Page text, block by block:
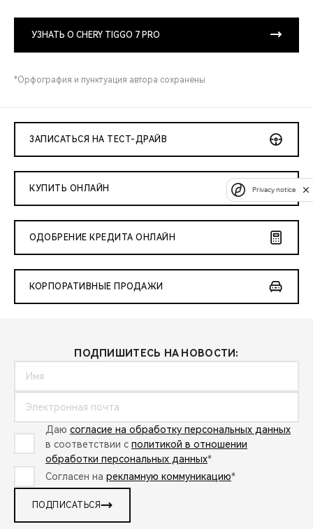
УЗНАТЬ О CHERY TIGGO 7 PRO
*Орфография и пунктуация автора сохранены
ЗАПИСАТЬСЯ НА ТЕСТ-ДРАЙВ
КУПИТЬ ОНЛАЙН
ОДОБРЕНИЕ КРЕДИТА ОНЛАЙН
КОРПОРАТИВНЫЕ ПРОДАЖИ
ПОДПИШИТЕСЬ НА НОВОСТИ:
Даю согласие на обработку персональных данных
в соответствии с политикой в отношении
обработки персональных данных*
Согласен на рекламную коммуникацию*
ПОДПИСАТЬСЯ
Privacy notice